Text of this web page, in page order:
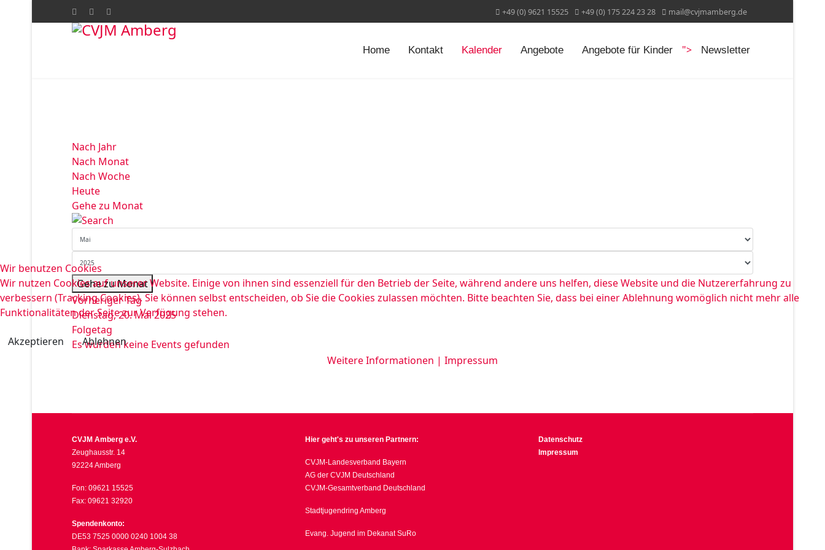
+49 (0) 9621 15525 +49 (0) 175 224 23 28 mail@cvjmamberg.de
Home Kontakt Kalender Angebote Angebote für Kinder "> Newsletter
Nach Jahr
Nach Monat
Nach Woche
Heute
Gehe zu Monat
Gehe zu Monat
Vorheriger Tag
Dienstag, 20. Mai 2025
Folgetag
Es wurden keine Events gefunden
CVJM Amberg e.V.
Zeughausstr. 14
92224 Amberg
Fon: 09621 15525
Fax: 09621 32920
Spendenkonto:
DE53 7525 0000 0240 1004 38
Hier geht's zu unseren Partnern:
CVJM-Landesverband Bayern
AG der CVJM Deutschland
CVJM-Gesamtverband Deutschland
Stadtjugendring Amberg
Evang. Jugend im Dekanat SuRo
Datenschutz
Impressum
Wir benutzen Cookies
Wir nutzen Cookies auf unserer Website. Einige von ihnen sind essenziell für den Betrieb der Seite, während andere uns helfen, diese Website und die Nutzererfahrung zu
verbessern (Tracking Cookies). Sie können selbst entscheiden, ob Sie die Cookies zulassen möchten. Bitte beachten Sie, dass bei einer Ablehnung womöglich nicht mehr alle
Funktionalitäten der Seite zur Verfügung stehen.
Akzeptieren
Ablehnen
Weitere Informationen | Impressum